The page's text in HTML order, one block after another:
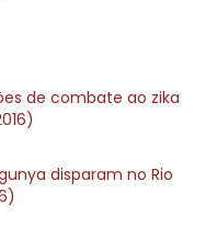
de combate ao zika
disparam no Rio